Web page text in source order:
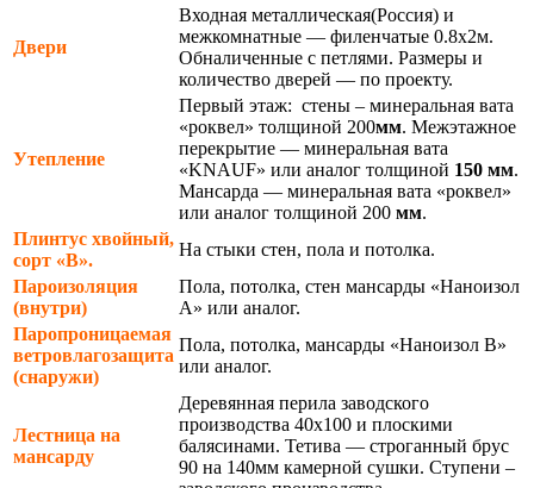
Двери
Входная металлическая(Россия) и
межкомнатные — филенчатые 0.8х2м.
Обналиченные с петлями. Размеры и
количество дверей — по проекту.
Утепление
Первый этаж: стены – минеральная вата
«роквел» толщиной 200мм. Межэтажное
перекрытие — минеральная вата
«KNAUF» или аналог толщиной 150 мм.
Мансарда — минеральная вата «роквел»
или аналог толщиной 200 мм.
Плинтус хвойный,
сорт «В».
На стыки стен, пола и потолка.
Пароизоляция
(внутри)
Пола, потолка, стен мансарды «Наноизол
А» или аналог.
Паропроницаемая
ветровлагозащита
(снаружи)
Пола, потолка, мансарды «Наноизол В»
или аналог.
Лестница на
мансарду
Деревянная перила заводского
производства 40х100 и плоскими
балясинами. Тетива — строганный брус
90 на 140мм камерной сушки. Ступени –